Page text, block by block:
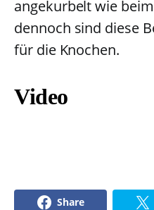
angekurbelt wie
dennoch sind diese
für die Knochen.
Video
Share